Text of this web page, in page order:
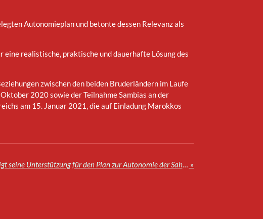
Autonomieplan und betonte dessen Relevanz als
realistische, praktische und dauerhafte Lösung des
zwischen den beiden Bruderländern im Laufe
2020 sowie der Teilnahme Sambias an der
am 15. Januar 2021, die auf Einladung Marokkos
Senegal bekräftigt seine Unterstützung für den Plan zur Autonomie der Sahara unter marokkanischer Souveränitä »